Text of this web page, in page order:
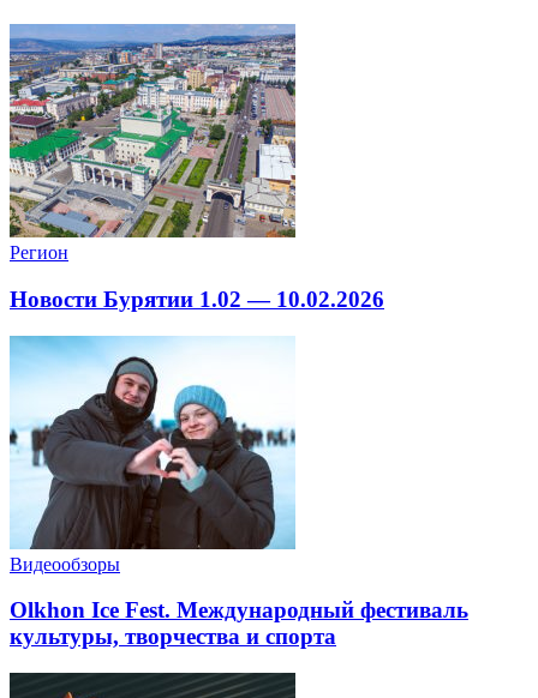
Регион
Новости Бурятии 1.02 — 10.02.2026
Видеообзоры
Olkhon Ice Fest. Международный фестиваль
культуры, творчества и спорта